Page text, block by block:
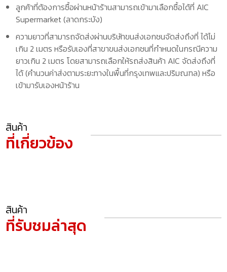
ลูกค้าที่ต้องการซื้อผ่านหน้าร้านสามารถเข้ามาเลือกซื้อได้ที่ AIC
Supermarket (ลาดกระบัง)
ความยาวที่สามารถจัดส่งผ่านบริษัทขนส่งเอกชนจัดส่งถึงที่ ได้ไม่
เกิน 2 เมตร หรือรับเองที่สาขาขนส่งเอกชนที่กำหนดในกรณีความ
ยาวเกิน 2 เมตร โดยสามารถเลือกให้รถส่งสินค้า AIC จัดส่งถึงที่
ได้ (คำนวนค่าส่งตามระยะทางในพื้นที่กรุงเทพและปริมณฑล) หรือ
เข้ามารับเองหน้าร้าน
สินค้า
ที่เกี่ยวข้อง
สินค้า
ที่รับชมล่าสุด